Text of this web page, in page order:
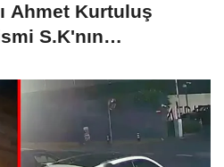
Ahmet Kurtuluş
S.K'nın